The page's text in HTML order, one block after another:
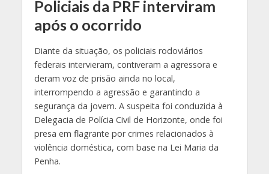
Policiais da PRF interviram
após o ocorrido
Diante da situação, os policiais rodoviários
federais intervieram, contiveram a agressora e
deram voz de prisão ainda no local,
interrompendo a agressão e garantindo a
segurança da jovem. A suspeita foi conduzida à
Delegacia de Polícia Civil de Horizonte, onde foi
presa em flagrante por crimes relacionados à
violência doméstica, com base na Lei Maria da
Penha.